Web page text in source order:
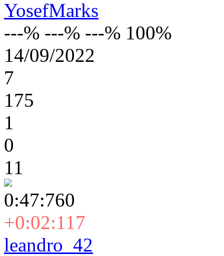
YosefMarks
---% ---% ---% 100%
14/09/2022
7
175
1
0
11
0:47:760
+0:02:117
leandro_42